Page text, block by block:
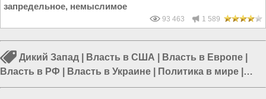
запредельное, немыслимое
93 463 1 589
Дикий Запад Власть в США Власть в Европе
Власть в РФ
Власть в Украине Политика в мире
Паразитическая система